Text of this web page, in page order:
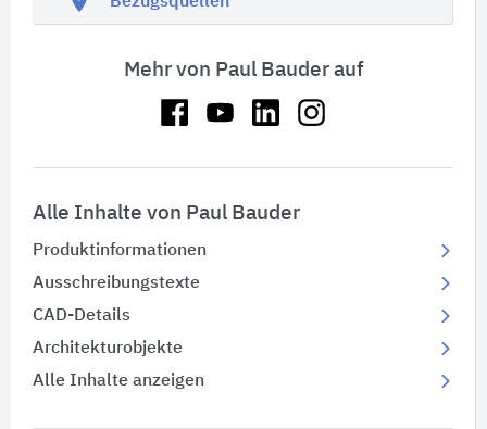
Mehr von Paul Bauder auf
Alle Inhalte von Paul Bauder
Produktinformationen
Ausschreibungstexte
CAD-Details
Architekturobjekte
Alle Inhalte anzeigen